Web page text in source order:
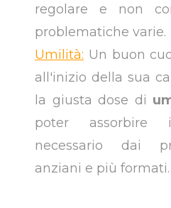
regolare e non
problematiche varie.
Umilità: Un buon
all'inizio della sua
la giusta dose di
poter assorbire
necessario dai
anziani e più formati.